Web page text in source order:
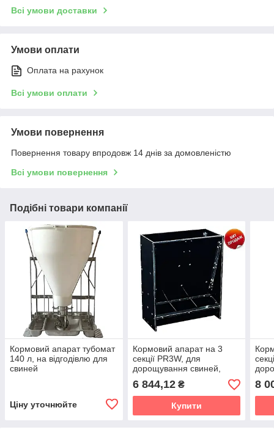
Всі умови доставки
Умови оплати
Оплата на рахунок
Всі умови оплати
Умови повернення
Повернення товару впродовж 14 днів за домовленістю
Всі умови повернення
Подібні товари компанії
Кормовий апарат тубомат
140 л, на відгодівлю для
свиней
Ціну уточнюйте
Кормовий апарат на 3
секції PR3W, для
дорощування свиней,
Польща
6 844,12₴
Купити
8